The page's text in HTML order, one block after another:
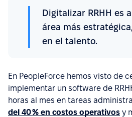
Digitalizar RRHH es
área más
en el talento.
En PeopleForce hemos visto de
implementar un software de
horas al mes en tareas
del 40 % en costos operativos y